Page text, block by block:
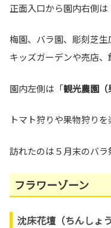
正面入口から園内右側は
梅園、バラ園、彫刻芝生
キッズガーデンや売店、
園内左側は「観光農園
トマト狩りや果物狩りを
訪れたのは５月末のバラ
フラワーゾーン
沈床花壇（ちんしょ